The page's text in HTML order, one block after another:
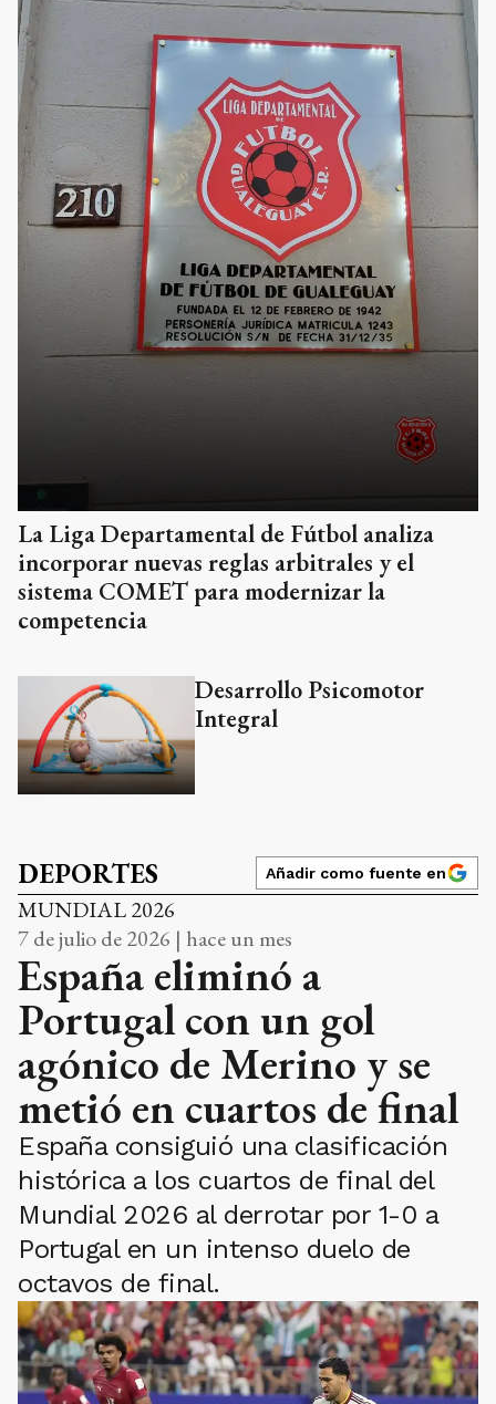
La Liga Departamental de Fútbol analiza
incorporar nuevas reglas arbitrales y el
sistema COMET para modernizar la
competencia
Desarrollo Psicomotor
Integral
DEPORTES Añadir como fuente en
MUNDIAL 2026
7 de julio de 2026 | hace un mes
España eliminó a
Portugal con un gol
agónico de Merino y se
metió en cuartos de final
España consiguió una clasificación
histórica a los cuartos de final del
Mundial 2026 al derrotar por 1-0 a
Portugal en un intenso duelo de
octavos de final.